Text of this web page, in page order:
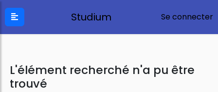
Studium Se connecter
L'élément recherché n'a pu être
trouvé